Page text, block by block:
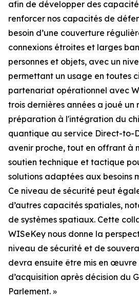
afin de développer des
renforcer nos capacités de
besoin d’une couverture
connexions étroites et larges
personnes et objets, avec un
permettant un usage en toutes
partenariat opérationnel avec
trois dernières années a joué un
préparation à l'intégration du
quantique au service Direct-to-
avenir proche, tout en offrant à
soutien technique et tactique
solutions adaptées aux besoins
Ce niveau de sécurité peut
d’autres capacités spatiales,
de systèmes spatiaux. Cette
WISeKey nous donne la
niveau de sécurité et de
devra ensuite être mis en œuvre
d’acquisition après décision du
Parlement. »